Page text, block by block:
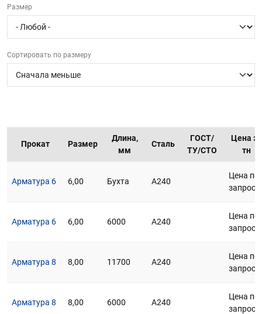
Размер
Сортировать по размеру
Прокат Размер
Длина,
мм
Сталь
ГОСТ/
ТУ/СТО
Цена за
тн
Арматура 6 6,00 Бухта А240
Цена по
запросу
Арматура 6 6,00 6000 А240
Цена по
запросу
Арматура 8 8,00 11700 А240
Цена по
запросу
Арматура 8 8,00 6000 А240
Цена по
запросу